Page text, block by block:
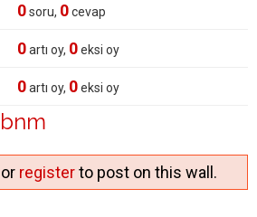
0soru, 0cevap
0artı oy, 0eksi oy
0artı oy, 0eksi oy
or registerto post on this wall.